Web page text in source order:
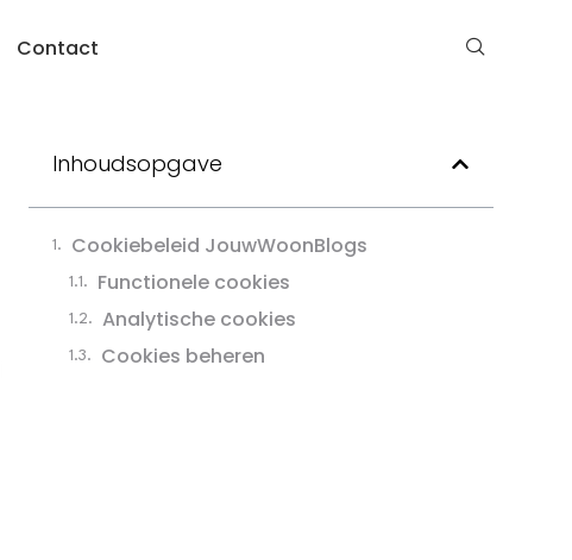
Contact
Inhoudsopgave
Cookiebeleid JouwWoonBlogs
Functionele cookies
Analytische cookies
Cookies beheren